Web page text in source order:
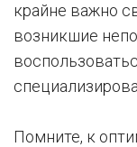
крайне важно
возникшие
Помните, к